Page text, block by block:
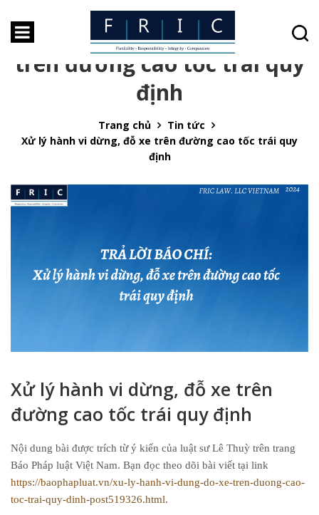
Xử lý hành vi dừng, đỗ xe
trên đường cao tốc trái quy
định
Trang chủ
Tin tức
Xử lý hành vi dừng, đỗ xe trên đường cao tốc trái quy
định
Xử lý hành vi dừng, đỗ xe trên
đường cao tốc trái quy định
Nội dung bài được trích từ ý kiến của luật sư Lê Thuỳ trên trang
Báo Pháp luật Việt Nam. Bạn đọc theo dõi bài viết tại link
https://baophapluat.vn/xu-ly-hanh-vi-dung-do-xe-tren-duong-cao-
toc-trai-quy-dinh-post519326.html.